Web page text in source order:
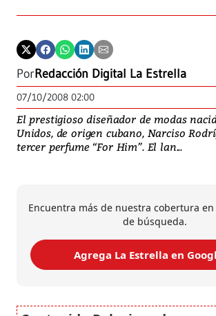
PorRedacción Digital La Estrella
07/10/2008 02:00
El prestigioso diseñador de modas
Unidos, de origen cubano, Narciso
tercer perfume “For Him”. El lan...
Encuentra más de nuestra cobertura
de búsqueda.
Agrega La Estrella en